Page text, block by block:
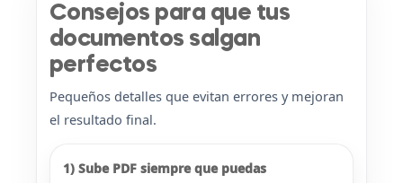
Consejos para que tus
documentos salgan
perfectos
Pequeños detalles que evitan errores y mejoran
el resultado final.
1) Sube PDF siempre que puedas